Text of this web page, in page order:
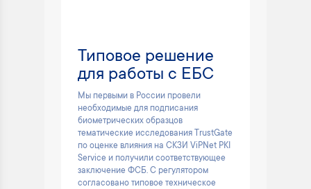
Типовое решение
для работы с ЕБС
Мы первыми в России провели
необходимые для подписания
биометрических образцов
тематические исследования TrustGate
по оценке влияния на СКЗИ ViPNet PKI
Service и получили соответствующее
заключение ФСБ. С регулятором
согласовано типовое техническое